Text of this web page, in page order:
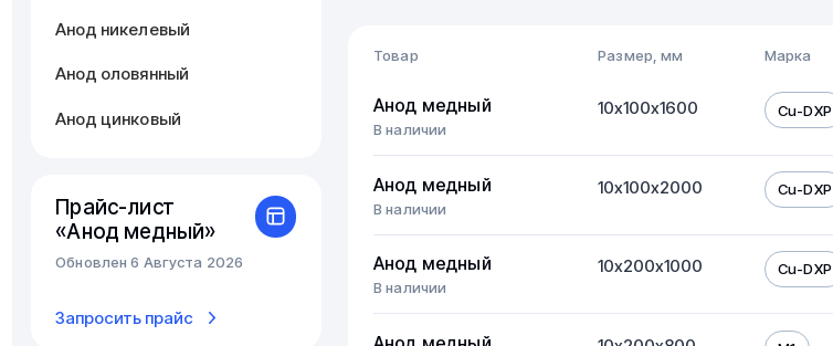
Анод никелевый
Анод оловянный
Анод цинковый
Прайс-лист
«Анод медный»
Обновлен 6 Августа 2026
Запросить прайс
Товар Размер, мм Марка
Анод медный
В наличии
10х100х1600 Cu-DXP
Анод медный
В наличии
10х100х2000 Cu-DXP
Анод медный
В наличии
10х200х1000 Cu-DXP